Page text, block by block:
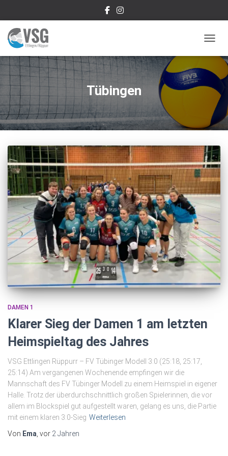
Tübingen
DAMEN 1
Klarer Sieg der Damen 1 am letzten
Heimspieltag des Jahres
VSG Ettlingen Rüppurr – FV Tübinger Modell 3:0 (25:18, 25:17,
25:14) Am vergangenen Wochenende empfingen wir die
Mannschaft des FV Tübinger Modell zu einem Heimspiel in eigener
Halle. Trotz der überdurchschnittlich großen Spielerinnen, die vor
allem im Blockspiel gut aufgestellt waren, gelang es uns, die Partie
mit einem klaren 3:0-Sieg Weiterlesen
Von Ema , vor 2 Jahren